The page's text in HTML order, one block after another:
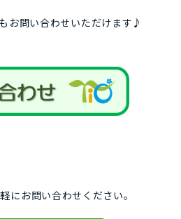
お問い合わせいただけます♪
にお問い合わせください。